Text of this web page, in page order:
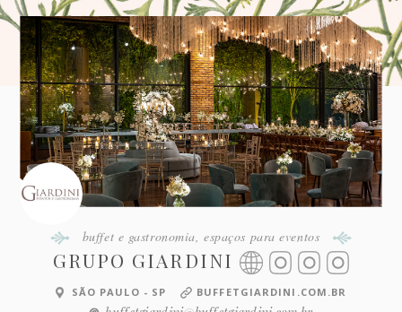
buffet e gastronomia ,espaços para eventos
GRUPO GIARDINI
SÃO PAULO - SP BUFFETGIARDINI.COM.BR